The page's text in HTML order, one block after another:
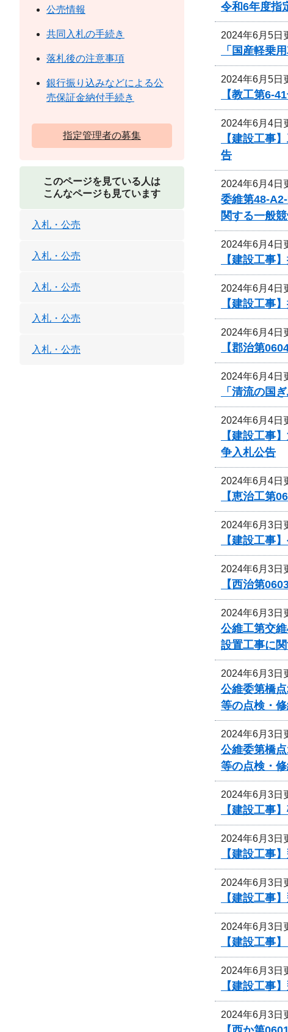
令和6年度指
2024年6月5日
「国産軽乗
2024年6月5日
【教工第6-
2024年6月4日
【建設工事
告
2024年6月4日
委維第48-
関する一般
2024年6月4日
【建設工事
2024年6月4日
【建設工事
2024年6月4日
【郡治第
2024年6月4日
「清流の国
2024年6月4日
【建設工事
争入札公告
2024年6月4日
【恵治工第
2024年6月3日
【建設工事
2024年6月3日
【西治第
2024年6月3日
公維工第交
設置工事に
2024年6月3日
公維委第橋
等の点検・
2024年6月3日
公維委第橋
等の点検・
2024年6月3日
【建設工事
2024年6月3日
【建設工事
2024年6月3日
【建設工事
2024年6月3日
【建設工事
2024年6月3日
【建設工事
2024年6月3日
公売情報
共同入札の手続き
落札後の注意事項
銀行振り込みなどによる公
売保証金納付手続き
指定管理者の募集
このページを見ている人は
こんなページも見ています
入札・公売
入札・公売
入札・公売
入札・公売
入札・公売